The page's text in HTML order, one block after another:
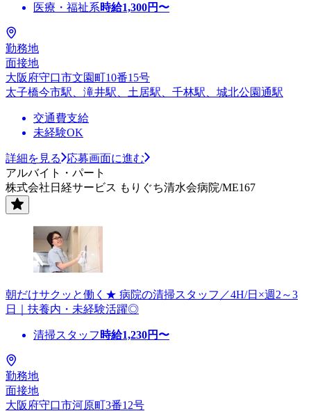
医療・福祉系時給1,300円〜
勤務地
面接地
大阪府守口市文園町10番15号
太子橋今市駅、滝井駅、土居駅、千林駅、城北公園通駅
交通費支給
未経験OK
詳細を見る
応募画面に進む
アルバイト・パート
株式会社日経サービス もりぐち清水会病院/ME167
朝だけサクッと働く★ 病院の清掃スタッフ／4H/日×週2～3
日｜扶養内・未経験活躍◎
清掃スタッフ 時給1,230円〜
勤務地
面接地
大阪府守口市河原町3番12号